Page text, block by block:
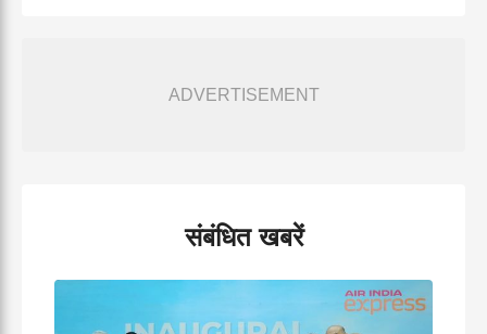
ADVERTISEMENT
संबंधित खबरें